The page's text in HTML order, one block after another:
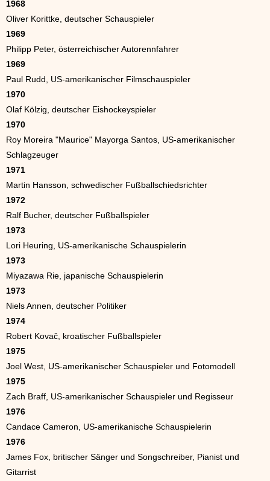
1968
Oliver Korittke, deutscher Schauspieler
1969
Philipp Peter, österreichischer Autorennfahrer
1969
Paul Rudd, US-amerikanischer Filmschauspieler
1970
Olaf Kölzig, deutscher Eishockeyspieler
1970
Roy Moreira "Maurice" Mayorga Santos, US-amerikanischer
Schlagzeuger
1971
Martin Hansson, schwedischer Fußballschiedsrichter
1972
Ralf Bucher, deutscher Fußballspieler
1973
Lori Heuring, US-amerikanische Schauspielerin
1973
Miyazawa Rie, japanische Schauspielerin
1973
Niels Annen, deutscher Politiker
1974
Robert Kovač, kroatischer Fußballspieler
1975
Joel West, US-amerikanischer Schauspieler und Fotomodell
1975
Zach Braff, US-amerikanischer Schauspieler und Regisseur
1976
Candace Cameron, US-amerikanische Schauspielerin
1976
James Fox, britischer Sänger und Songschreiber, Pianist und
Gitarrist